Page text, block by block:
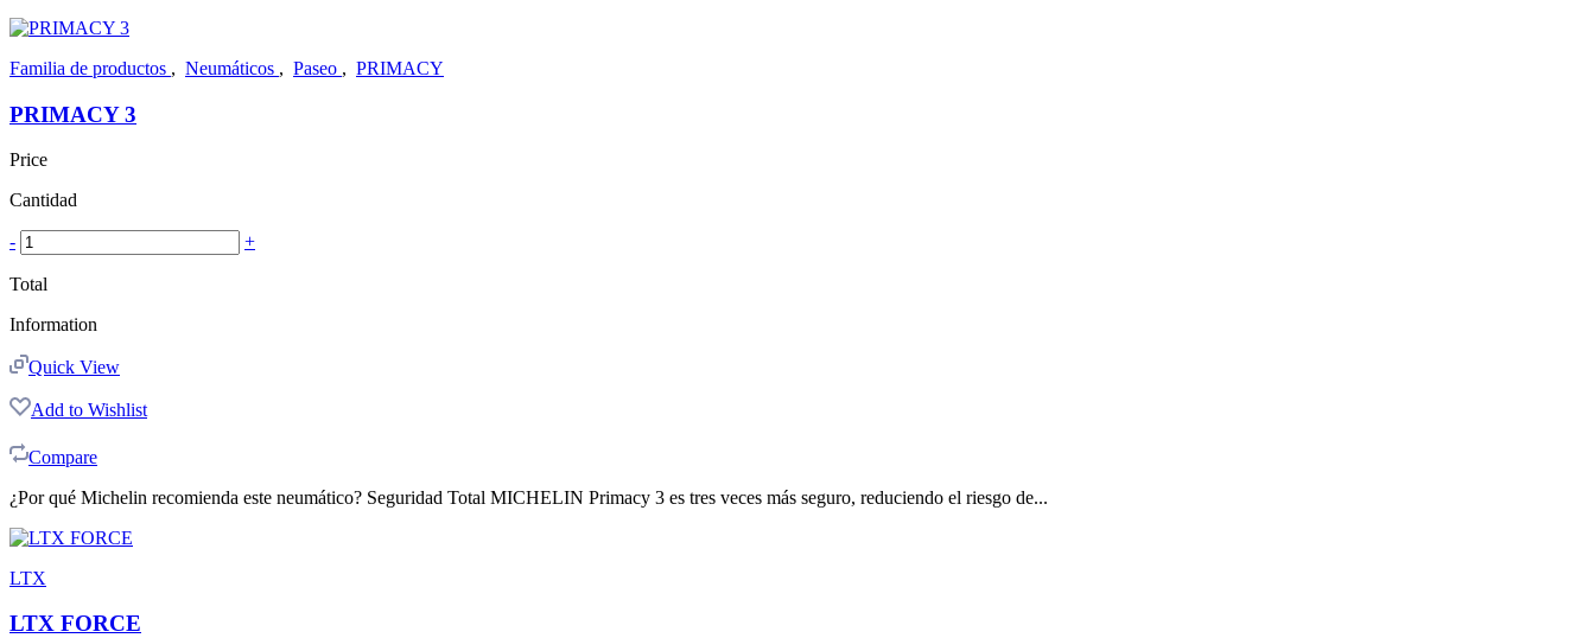
Familia de productos , Neumáticos , Paseo , PRIMACY
PRIMACY 3
Price
Cantidad
- +
Total
Information
Quick View
Add to Wishlist
Compare
¿Por qué Michelin recomienda este neumático? Seguridad Total MICHELIN Primacy 3 es tres veces más seguro, reduciendo el riesgo de...
LTX
LTX FORCE